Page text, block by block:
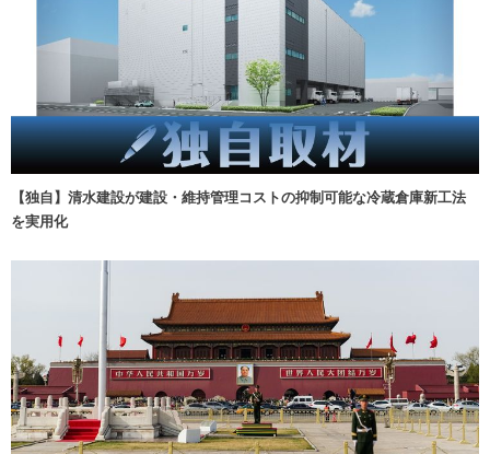
【独自】清水建設が建設・維持管理コストの抑制可能な冷蔵倉庫新工法
を実用化